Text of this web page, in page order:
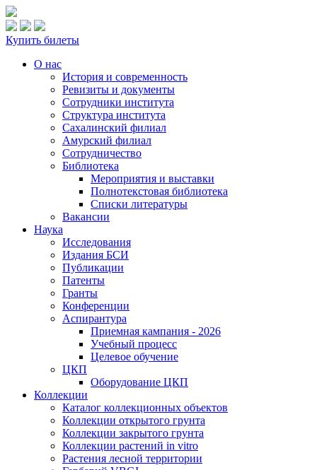
Купить билеты
О нас
История и современность
Ревизиты и документы
Сотрудники института
Структура института
Сахалинский филиал
Амурский филиал
Сотрудничество
Библиотека
Мероприятия и выставки
Полнотекстовая библиотека
Списки литературы
Вакансии
Наука
Исследования
Издания БСИ
Публикации
Патенты
Гранты
Конференции
Аспирантура
Приемная кампания - 2026
Учебный процесс
Целевое обучение
ЦКП
Оборудование ЦКП
Коллекции
Каталог коллекционных объектов
Коллекции открытого грунта
Коллекции закрытого грунта
Коллекции растений in vitro
Растения лесной территории